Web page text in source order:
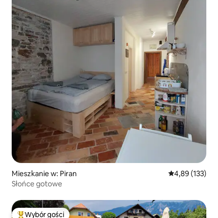
Mieszkanie w: Piran Średnia
4,89 (133)
Słońce gotowe
Wybór gości